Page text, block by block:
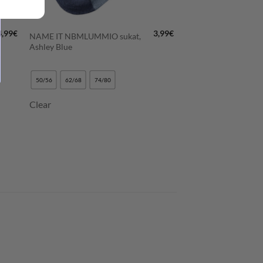
€
+
NAME IT NBMLUMMIO sukat,
Ashley Blue
3,99€
50/56 62/68 74/80
Clear